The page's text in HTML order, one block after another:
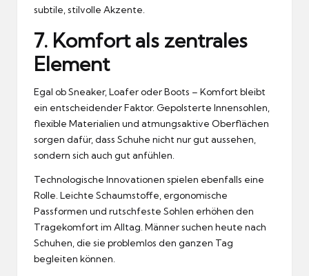
subtile, stilvolle Akzente.
7. Komfort als zentrales
Element
Egal ob Sneaker, Loafer oder Boots – Komfort bleibt
ein entscheidender Faktor. Gepolsterte Innensohlen,
flexible Materialien und atmungsaktive Oberflächen
sorgen dafür, dass Schuhe nicht nur gut aussehen,
sondern sich auch gut anfühlen.
Technologische Innovationen spielen ebenfalls eine
Rolle. Leichte Schaumstoffe, ergonomische
Passformen und rutschfeste Sohlen erhöhen den
Tragekomfort im Alltag. Männer suchen heute nach
Schuhen, die sie problemlos den ganzen Tag
begleiten können.